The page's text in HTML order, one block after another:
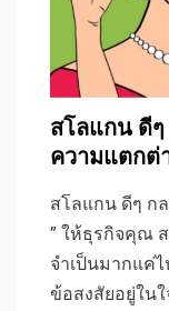
สโลแกน ดีๆ
ความแตกต่
สโลแกน ดีๆ ก
” ให้ธุรกิจคุณ
จำเป็นมากแค่
ข้อสงสัยอยู่ใน